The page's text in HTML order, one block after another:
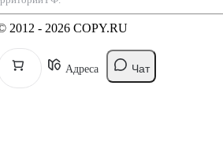
2012 - 2026 COPY.RU
Адреса Чат